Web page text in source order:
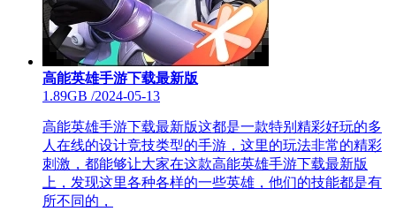
高能英雄手游下载最新版
1.89GB /2024-05-13
高能英雄手游下载最新版这都是一款特别精彩好玩的多
人在线的设计竞技类型的手游，这里的玩法非常的精彩
刺激，都能够让大家在这款高能英雄手游下载最新版
上，发现这里各种各样的一些英雄，他们的技能都是有
所不同的，